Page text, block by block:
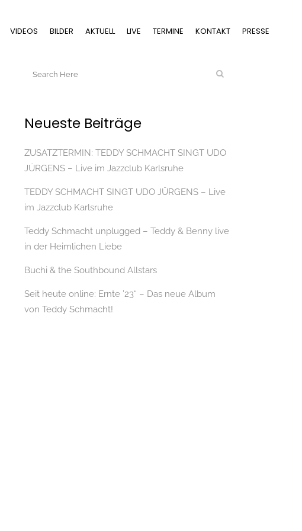
VIDEOS BILDER AKTUELL LIVE TERMINE KONTAKT PRESSE
Neueste Beiträge
ZUSATZTERMIN: TEDDY SCHMACHT SINGT UDO
JÜRGENS – Live im Jazzclub Karlsruhe
TEDDY SCHMACHT SINGT UDO JÜRGENS – Live
im Jazzclub Karlsruhe
Teddy Schmacht unplugged – Teddy & Benny live
in der Heimlichen Liebe
Buchi & the Southbound Allstars
Seit heute online: Ernte ’23“ – Das neue Album
von Teddy Schmacht!